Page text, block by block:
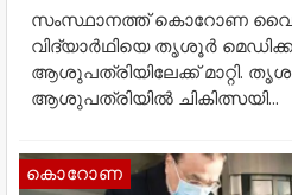
സംസ്ഥാനത്ത് കൊറോണ
വിദ്യാര്‍ഥിയെ തൃശൂര്‍
ആശുപത്രിയിലേക്ക് മാറ്റി.
ആശുപത്രിയില്‍ ചികിത്സയി...
കൊറോണ